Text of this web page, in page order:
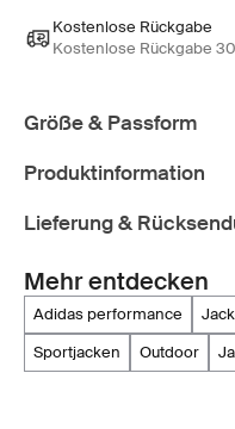
Kostenlose Rückgabe
Kostenlose Rückgabe
Größe & Passform
Produktinformation
Lieferung &
Mehr entdecken
adidas performance
sportjacken
outdoor